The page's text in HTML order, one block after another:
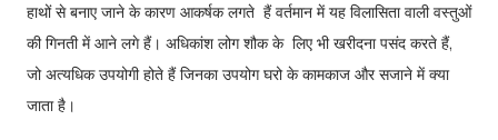
हाथों से बनाए जाने के कारण आकर्षक लगते हैं वर्तमान में यह विलासिता वाली वस्तुओं
की गिनती में आने लगे हैं। अधिकांश लोग शौक के लिए भी खरीदना पसंद करते हैं,
जो अत्यधिक उपयोगी होते हैं जिनका उपयोग घरो के कामकाज और सजाने में क्या
जाता है।